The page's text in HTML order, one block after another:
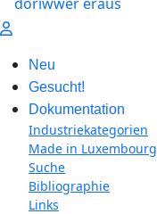
Neu
Gesucht!
Dokumentation
Industriekategorien
Made in Luxembourg
Suche
Bibliographie
Links